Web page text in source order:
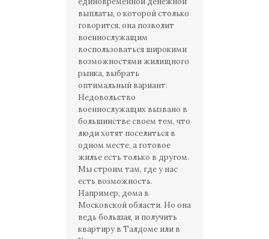
выплаты, о которой столько
говорится, она позволит
военнослужащим
воспользоваться широкими
возможностями жилищного
рынка, выбрать
оптимальный вариант.
Недовольство
военнослужащих вызвано в
большинстве своем тем, что
люди хотят поселиться в
одном месте, а готовое
жилье есть только в другом.
Мы строим там, где у нас
есть возможность.
Например, дома в
Московской области. Но она
ведь большая, и получить
квартиру в Талдоме или в